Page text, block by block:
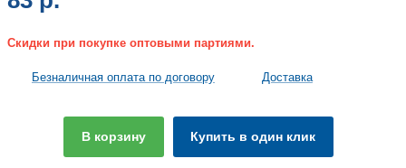
Скидки при покупке оптовыми партиями.
Безналичная оплата по договору Доставка
В корзину Купить в один клик